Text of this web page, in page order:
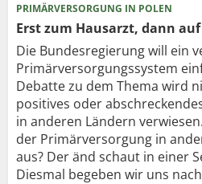
PRIMÄRVERSORGUNG IN POLEN
Erst zum Hausarzt, dann
Die Bundesregierung will ein
Primärversorgungssystem
Debatte zu dem Thema wird
positives oder
in anderen Ländern
der Primärversorgung in
aus? Der änd schaut in einer
Diesmal begeben wir uns